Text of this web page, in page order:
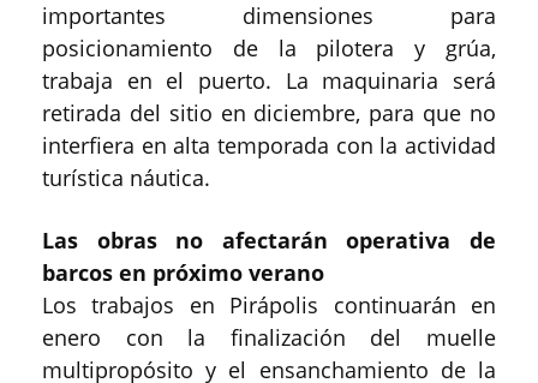
importantes dimensiones para
posicionamiento de la pilotera y grúa,
trabaja en el puerto. La maquinaria será
retirada del sitio en diciembre, para que no
interfiera en alta temporada con la actividad
turística náutica.
Las obras no afectarán operativa de
barcos en próximo verano
Los trabajos en Pirápolis continuarán en
enero con la finalización del muelle
multipropósito y el ensanchamiento de la